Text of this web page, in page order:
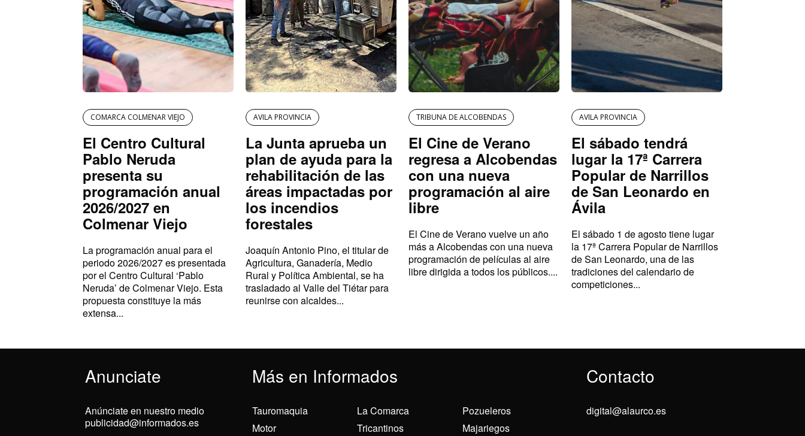
COMARCA COLMENAR VIEJO
El Centro Cultural
Pablo Neruda
presenta su
programación anual
2026/2027 en
Colmenar Viejo
La programación anual para el
periodo 2026/2027 es presentada
por el Centro Cultural ‘Pablo
Neruda’ de Colmenar Viejo. Esta
propuesta constituye la más
extensa...
AVILA PROVINCIA
La Junta aprueba un
plan de ayuda para la
rehabilitación de las
áreas impactadas por
los incendios
forestales
Joaquín Antonio Pino, el titular de
Agricultura, Ganadería, Medio
Rural y Política Ambiental, se ha
trasladado al Valle del Tiétar para
reunirse con alcaldes...
TRIBUNA DE ALCOBENDAS
El Cine de Verano
regresa a Alcobendas
con una nueva
programación al aire
libre
El Cine de Verano vuelve un año
más a Alcobendas con una nueva
programación de películas al aire
libre dirigida a todos los públicos....
AVILA PROVINCIA
El sábado tendrá
lugar la 17ª Carrera
Popular de Narrillos
de San Leonardo en
Ávila
El sábado 1 de agosto tiene lugar
la 17ª Carrera Popular de Narrillos
de San Leonardo, una de las
tradiciones del calendario de
competiciones...
Anunciate Más en Informados Contacto
Anúnciate en nuestro medio
publicidad@informados.es
Tauromaquia
Motor
La Comarca
Tricantinos
Pozueleros
Majariegos
digital@alaurco.es